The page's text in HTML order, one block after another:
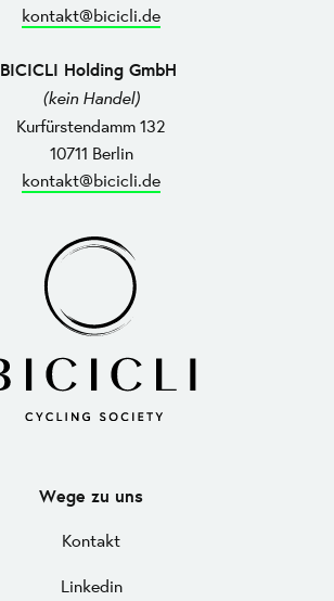
kontakt@bicicli.de
BICICLI Holding GmbH
(kein Handel)
Kurfürstendamm 132
10711 Berlin
kontakt@bicicli.de
Wege zu uns
Kontakt
Linkedin